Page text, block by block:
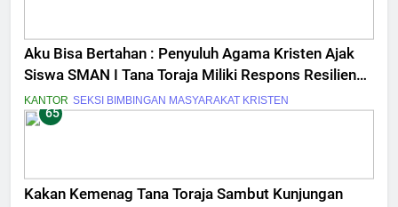
Aku Bisa Bertahan : Penyuluh Agama Kristen Ajak
Siswa SMAN I Tana Toraja Miliki Respons Resiliensi
Tantangan di Era Digital
KANTOR SEKSI BIMBINGAN MASYARAKAT KRISTEN
65
Kakan Kemenag Tana Toraja Sambut Kunjungan